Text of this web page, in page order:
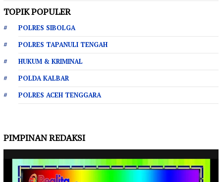
TOPIK POPULER
POLRES SIBOLGA
POLRES TAPANULI TENGAH
HUKUM & KRIMINAL
POLDA KALBAR
POLRES ACEH TENGGARA
PIMPINAN REDAKSI